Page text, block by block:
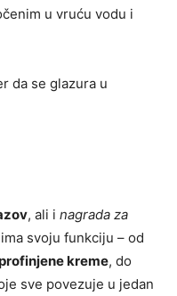
u vruću vodu i
da se glazura u
, ali i nagrada za
svoju funkciju – od
kreme, do
sve povezuje u jedan